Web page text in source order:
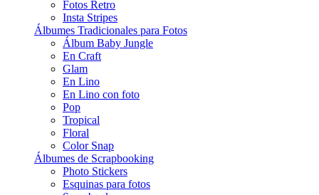
Fotos Retro
Insta Stripes
Álbumes Tradicionales para Fotos
Álbum Baby Jungle
En Craft
Glam
En Lino
En Lino con foto
Pop
Tropical
Floral
Color Snap
Álbumes de Scrapbooking
Photo Stickers
Esquinas para fotos